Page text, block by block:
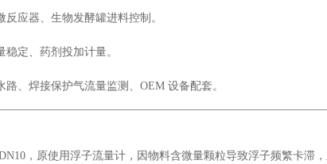
反应器、生物发酵罐进料控制。
稳定、药剂投加计量。
路、焊接保护气流量监测、OEM 设备配套。
，原使用浮子流量计，因物料含微量颗粒导致浮子频繁卡滞